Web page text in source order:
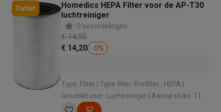
Outlet
Homedics HEPA Filter voor de AP-T30
luchtreiniger
0 beoordelingen
€ 14,95
€ 14,20
-5%
Type: Filter | Type filter: Prefilter , HEPA |
Geschikt voor: Luchtreiniger | Aantal stuks: 1 |
Gebruikstijd: 8 maanden